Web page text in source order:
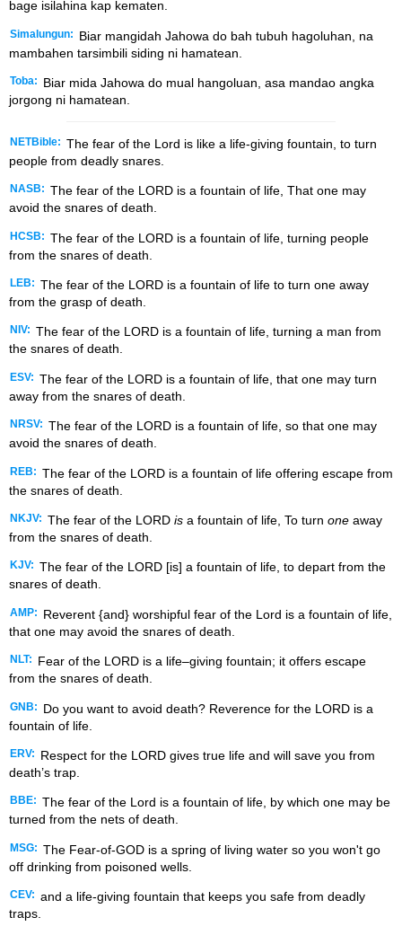
bage isilahina kap kematen.
Simalungun:
Biar mangidah Jahowa do bah tubuh hagoluhan, na
mambahen tarsimbili siding ni hamatean.
Toba:
Biar mida Jahowa do mual hangoluan, asa mandao angka
jorgong ni hamatean.
NETBible: The fear of the Lord is like a life-giving fountain, to turn
people from deadly snares.
NASB: The fear of the LORD is a fountain of life, That one may
avoid the snares of death.
HCSB: The fear of the LORD is a fountain of life, turning people
from the snares of death.
LEB: The fear of the LORD is a fountain of life to turn one away
from the grasp of death.
NIV: The fear of the LORD is a fountain of life, turning a man from
the snares of death.
ESV: The fear of the LORD is a fountain of life, that one may turn
away from the snares of death.
NRSV: The fear of the LORD is a fountain of life, so that one may
avoid the snares of death.
REB: The fear of the LORD is a fountain of life offering escape from
the snares of death.
NKJV: The fear of the LORD is a fountain of life, To turn one away
from the snares of death.
KJV: The fear of the LORD [is] a fountain of life, to depart from the
snares of death.
AMP:
Reverent {and} worshipful fear of the Lord is a fountain of life,
that one may avoid the snares of death.
NLT:
Fear of the LORD is a life–giving fountain; it offers escape
from the snares of death.
GNB:
Do you want to avoid death? Reverence for the LORD is a
fountain of life.
ERV:
Respect for the LORD gives true life and will save you from
death’s trap.
BBE: The fear of the Lord is a fountain of life, by which one may be
turned from the nets of death.
MSG: The Fear-of-GOD is a spring of living water so you won't go
off drinking from poisoned wells.
CEV: and a life-giving fountain that keeps you safe from deadly
traps.